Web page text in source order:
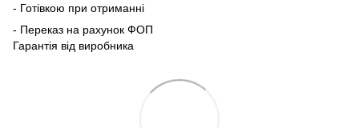
- Готівкою при отриманні
- Переказ на рахунок ФОП
Гарантія від виробника